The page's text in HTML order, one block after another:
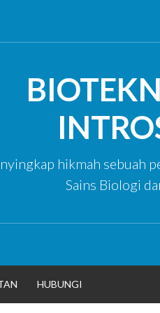
hikmah sebuah
Sains Biologi
HUBUNGI